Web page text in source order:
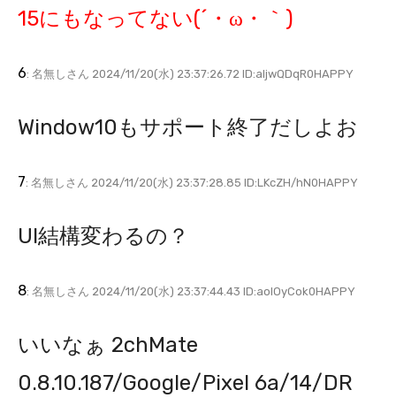
15にもなってない(´・ω・｀)
6: 名無しさん 2024/11/20(水) 23:37:26.72 ID:aljwQDqR0HAPPY
Window10もサポート終了だしよお
7: 名無しさん 2024/11/20(水) 23:37:28.85 ID:LKcZH/hN0HAPPY
UI結構変わるの？
8: 名無しさん 2024/11/20(水) 23:37:44.43 ID:aoIOyCok0HAPPY
いいなぁ 2chMate
0.8.10.187/Google/Pixel 6a/14/DR